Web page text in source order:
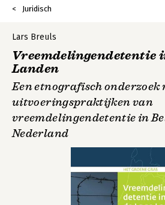
Juridisch
Lars Breuls
Vreemdelingendetentie
Landen
Een etnografisch onderzoek
uitvoeringspraktijken van
vreemdelingendetentie in
Nederland